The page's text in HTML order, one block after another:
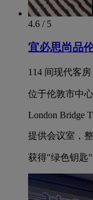
4.6 / 5
宜必思尚品
114 间现代客
位于伦敦市中
London Bridge
提供会议室，
获得"绿色钥匙